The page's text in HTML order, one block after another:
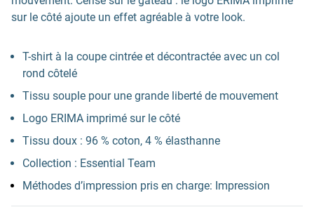
sur le côté ajoute un effet agréable à votre look.
T-shirt à la coupe cintrée et décontractée avec un col
rond côtelé
Tissu souple pour une grande liberté de mouvement
Logo ERIMA imprimé sur le côté
Tissu doux : 96 % coton, 4 % élasthanne
Collection : Essential Team
Méthodes d’impression pris en charge: Impression